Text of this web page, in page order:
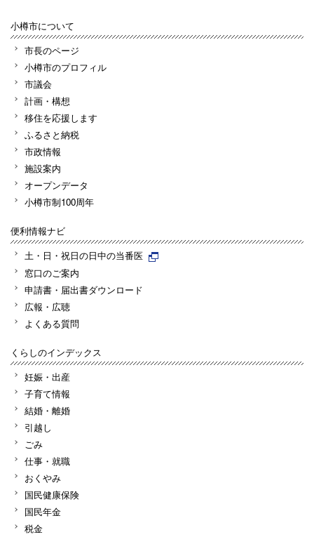
小樽市について
市長のページ
小樽市のプロフィル
市議会
計画・構想
移住を応援します
ふるさと納税
市政情報
施設案内
オープンデータ
小樽市制100周年
便利情報ナビ
土・日・祝日の日中の当番医
窓口のご案内
申請書・届出書ダウンロード
広報・広聴
よくある質問
くらしのインデックス
妊娠・出産
子育て情報
結婚・離婚
引越し
ごみ
仕事・就職
おくやみ
国民健康保険
国民年金
税金